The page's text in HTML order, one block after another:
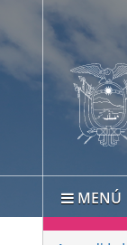
MENÚ